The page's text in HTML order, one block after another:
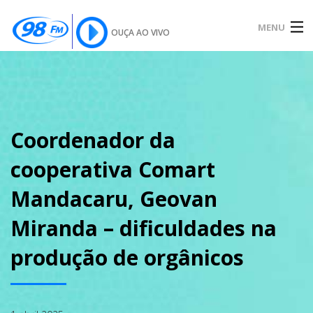
OUÇA AO VIVO MENU
SOBRE
NOTÍCIAS
PODCAST
Coordenador da
cooperativa Comart
Mandacaru, Geovan
Miranda – dificuldades na
produção de orgânicos